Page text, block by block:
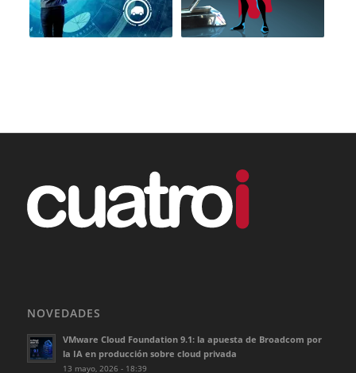
NOVEDADES
VMware Cloud Foundation 9.1: la apuesta de Broadcom por
la IA en producción sobre cloud privada
13 mayo, 2026 - 18:39